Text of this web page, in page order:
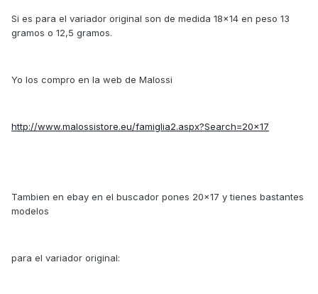
Si es para el variador original son de medida 18x14 en peso 13
gramos o 12,5 gramos.
Yo los compro en la web de Malossi
http://www.malossistore.eu/famiglia2.aspx?Search=20x17
Tambien en ebay en el buscador pones 20x17 y tienes bastantes
modelos
para el variador original: